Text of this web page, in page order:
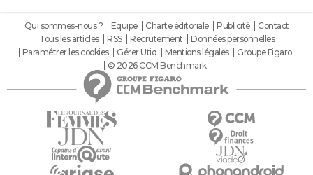
Qui sommes-nous ? Equipe Charte éditoriale Publicité
Contact
Tous les articles
RSS Recrutement
Données personnelles
Paramétrer les cookies
Gérer Utiq Mentions légales
Groupe Figaro
© 2026 CCM Benchmark